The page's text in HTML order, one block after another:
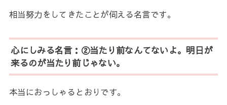
相当努力をしてきたことが伺える名言です。
心にしみる名言：②当たり前なんてないよ。明日が
来るのが当たり前じゃない。
本当におっしゃるとおりです。